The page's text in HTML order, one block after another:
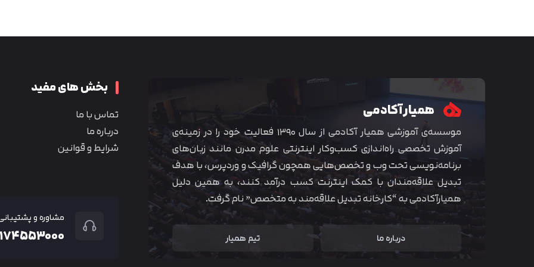
همیار آکادمی
موسسه‌ی آموزشی همیار آکادمی از سال ۱۳۹۰ فعالیت خود را در زمینه‌ی
آموزش تخصصی راه‌اندازی کسب‌و‌کار اینترنتی علوم مدرن مانند زبان‌های
برنامه‌نویسی تحت وب و تخصص‌هایی همچون گرافیک و وردپرس، با هدف
تبدیل علاقه‌مندان با کمک اینترنت کسب درآمد کنند، به همین دلیل
همیارآکادمی به “کارخانه تبدیل علاقه‌مند به متخصص” نام گرفت.
درباره ما تیم همیار
بخش های مفید
تماس با ما
درباره ما
شرایط و قوانین
مشاوره و
متوجه شدم